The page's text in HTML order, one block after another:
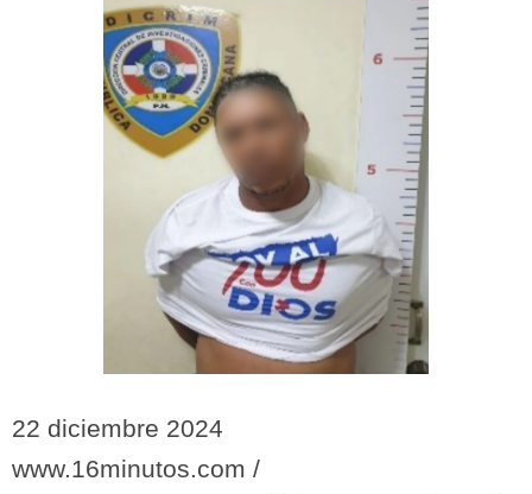
22 diciembre 2024
www.16minutos.com /